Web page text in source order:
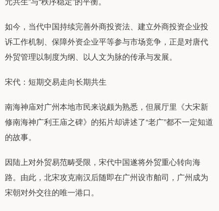
如今，当代中国持续完善外商投资法、建立外商投资企业投
诉工作机制、保障外资企业平等参与市场竞争，正是对唐代
外贸管理以制度为纲、以人文为脉的传承与发展。
宋代：短期交易走向长期共生
南海神庙对广州本地市民来说颇为熟悉，但展厅里《大宋新
修南海神广利王庙之碑》的拓片却讲述了“老广”都不一定知道
的故事。
因陆上对外贸易范畴受限，宋代中国遂将外贸重心转向海
路。由此，北宋攻克南汉后随即在广州设市舶司，广州成为
宋朝对外交往的唯一港口。